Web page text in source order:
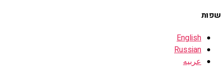
שפות
English
Russian
عربيه